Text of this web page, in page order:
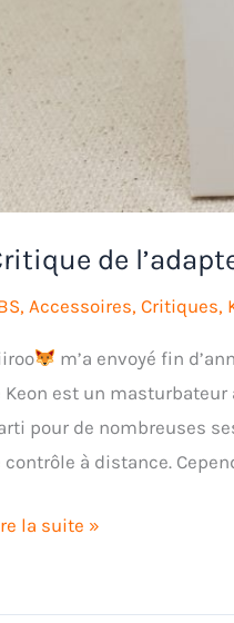
de
, Accessoires, Critiques,
m’a envoyé fin
Keon est un
pour de nombreuses
contrôle à distance.
la suite »